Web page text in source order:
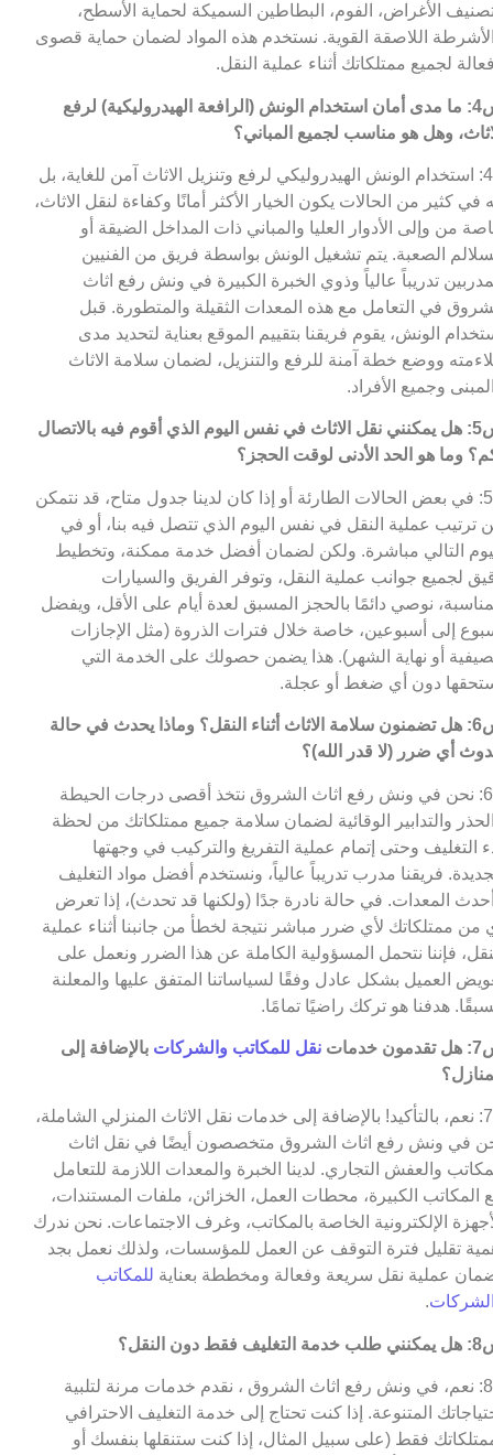
الأغراض، الفوم، البطاطين السميكة لحماية الأسطح،
اللاصقة القوية. نستخدم هذه المواد لضمان حماية قصوى
لجميع ممتلكاتك أثناء عملية النقل.
س4: ما مدى أمان استخدام الونش (الرافعة الهيدروليكية) لرفع
وهل هو مناسب لجميع المباني؟
ج4: استخدام الونش الهيدروليكي لرفع وتنزيل الاثاث آمن للغاية، بل
في كثير من الحالات يكون الخيار الأكثر أمانًا وكفاءة لنقل الاثاث،
من وإلى الأدوار العليا والمباني ذات المداخل الضيقة أو
الصعبة. يتم تشغيل الونش بواسطة فريق من الفنيين
تدريباً عالياً وذوي الخبرة الكبيرة في ونش رفع اثاث
في التعامل مع هذه المعدات الثقيلة والمتطورة. قبل
الونش، يقوم فريقنا بتقييم الموقع بعناية لتحديد مدى
ووضع خطة آمنة للرفع والتنزيل، لضمان سلامة الاثاث
وجميع الأفراد.
س5: هل يمكنني نقل الاثاث في نفس اليوم الذي أقوم فيه بالاتصال
وما هو الحد الأدنى لوقت الحجز؟
ج5: في بعض الحالات الطارئة أو إذا كان لدينا جدول متاح، قد نتمكن
ترتيب عملية النقل في نفس اليوم الذي تتصل فيه بنا، أو في
التالي مباشرة. ولكن لضمان أفضل خدمة ممكنة، وتخطيط
لجميع جوانب عملية النقل، وتوفر الفريق والسيارات
نوصي دائمًا بالحجز المسبق لعدة أيام على الأقل، ويفضل
إلى أسبوعين، خاصة خلال فترات الذروة (مثل الإجازات
أو نهاية الشهر). هذا يضمن حصولك على الخدمة التي
دون أي ضغط أو عجلة.
س6: هل تضمنون سلامة الاثاث أثناء النقل؟ وماذا يحدث في حالة
أي ضرر (لا قدر الله)؟
ج6: نحن في ونش رفع اثاث الشروق نتخذ أقصى درجات الحيطة
والتدابير الوقائية لضمان سلامة جميع ممتلكاتك من لحظة
التغليف وحتى إتمام عملية التفريغ والتركيب في وجهتها
فريقنا مدرب تدريباً عالياً، ونستخدم أفضل مواد التغليف
المعدات. في حالة نادرة جدًا (ولكنها قد تحدث)، إذا تعرض
من ممتلكاتك لأي ضرر مباشر نتيجة لخطأ من جانبنا أثناء عملية
فإننا نتحمل المسؤولية الكاملة عن هذا الضرر ونعمل على
العميل بشكل عادل وفقًا لسياساتنا المتفق عليها والمعلنة
هدفنا هو تركك راضيًا تمامًا.
خدمات نقل للمكاتب والشركات بالإضافة إلى
ج7: نعم، بالتأكيد! بالإضافة إلى خدمات نقل الاثاث المنزلي الشاملة،
في ونش رفع اثاث الشروق متخصصون أيضًا في نقل اثاث
والعفش التجاري. لدينا الخبرة والمعدات اللازمة للتعامل
المكاتب الكبيرة، محطات العمل، الخزائن، ملفات المستندات،
الإلكترونية الخاصة بالمكاتب، وغرف الاجتماعات. نحن ندرك
تقليل فترة التوقف عن العمل للمؤسسات، ولذلك نعمل بجد
عملية نقل سريعة وفعالة ومخططة بعناية للمكاتب
.
فقط دون النقل؟
ج8: نعم، في ونش رفع اثاث الشروق ، نقدم خدمات مرنة لتلبية
المتنوعة. إذا كنت تحتاج إلى خدمة التغليف الاحترافي
فقط (على سبيل المثال، إذا كنت ستنقلها بنفسك أو